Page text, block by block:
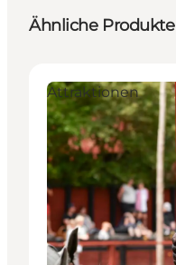
Ähnliche Produkte
Attraktionen